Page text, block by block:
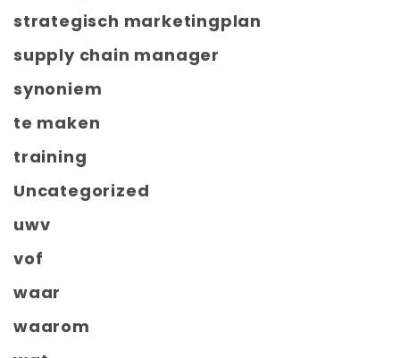
strategisch marketingplan
supply chain manager
synoniem
te maken
training
Uncategorized
uwv
vof
waar
waarom